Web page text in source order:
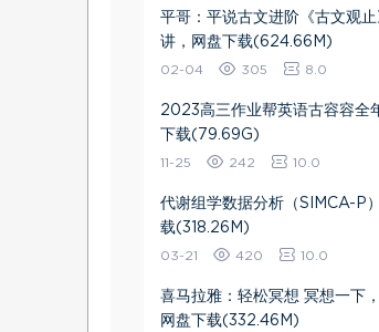
平哥：平说古文进阶《古文观
讲，网盘下载(624.66M)
02-04 305 8.0
2023高三作业帮英语古容容全
下载(79.69G)
11-25 242 10.0
代谢组学数据分析（SIMCA-P
载(318.26M)
03-21 420 10.0
喜马拉雅：轻松冥想 冥想一下
网盘下载(332.46M)